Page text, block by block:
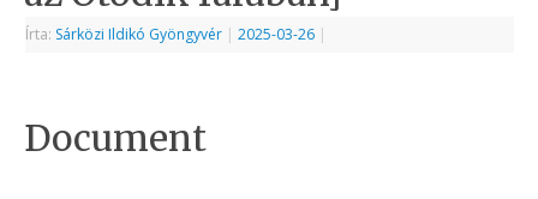
Írta: Sárközi Ildikó Gyöngyvér | 2025-03-26 |
Document